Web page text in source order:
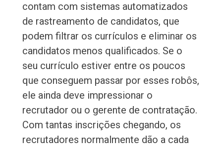
contam com sistemas automatizados
de rastreamento de candidatos, que
podem filtrar os currículos e eliminar os
candidatos menos qualificados. Se o
seu currículo estiver entre os poucos
que conseguem passar por esses robôs,
ele ainda deve impressionar o
recrutador ou o gerente de contratação.
Com tantas inscrições chegando, os
recrutadores normalmente dão a cada